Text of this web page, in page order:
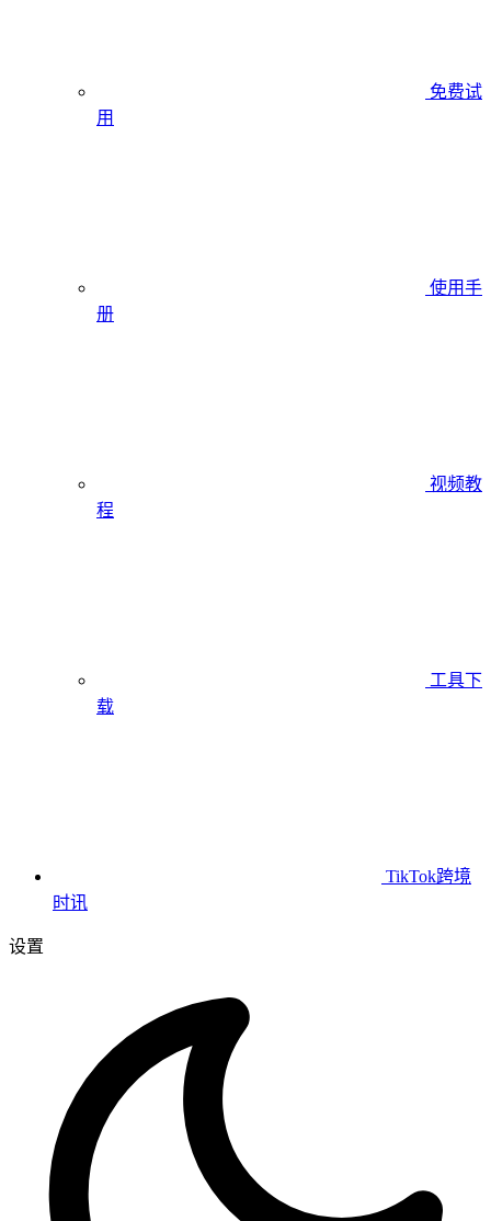
免费试
用
使用手
册
视频教
程
工具下
载
TikTok跨境
时讯
设置